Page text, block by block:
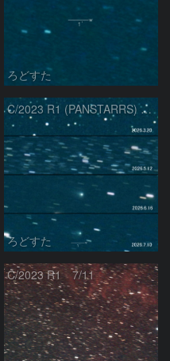
ろどすた
C/2023 R1 (PANSTARRS) の変化
ろどすた
C/2023 R1 7/11